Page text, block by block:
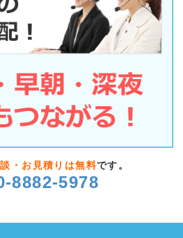
・お見積りは無料です。
8882-5978